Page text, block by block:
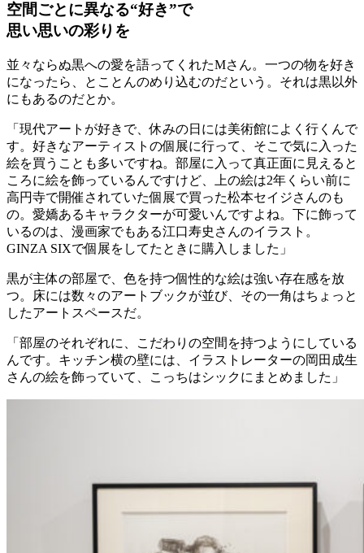
空間ごとに異なる“好き”で
思い思いの彩りを
並々ならぬ黒への愛を語ってくれたMさん。一つの物を好き
になったら、とことんのめり込むのだという。それは黒以外
にもあるのだとか。
「現代アートが好きで、休みの日には美術館によく行くんで
す。好きなアーティストの個展に行って、そこで気に入った
絵を買うことも多いですね。部屋に入って真正面に見えると
ころに絵を飾っているんですけど、上の絵は2年くらい前に
高円寺で開催されていた個展で買った松本セイジさんのも
の。愛嬌あるキャラクターが可愛いんですよね。下に飾って
いるのは、漫画家でもある江口寿史さんのイラスト。
GINZA SIXで個展をしてたときに購入しました」
黒が主体の部屋で、色を持つ個性的な絵は強い存在感を放
つ。床には数々のアートブックが並び、その一角はちょっと
したアートスペースだ。
「部屋のそれぞれに、こだわりの空間を持つようにしている
んです。キッチン横の壁には、イラストレーターの岡田成生
さんの絵を飾っていて、こっちはシックにまとめました」